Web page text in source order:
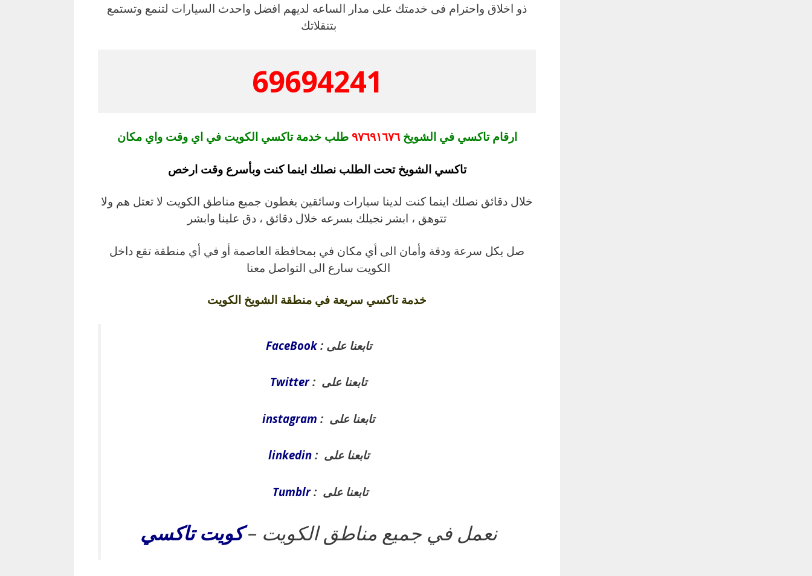
ذو اخلاق واحترام فى خدمتك على مدار الساعه لديهم افضل واحدث السيارات لتنمع وتستمع
بتنقلاتك
69694241
ارقام تاكسي في الشويخ٩٧٦٩١٦٧٦ طلب خدمة تاكسي الكويت في اي وقت واي مكان
تاكسي الشويخ تحت الطلب نصلك اينما كنت وبأسرع وقت ارخص
خلال دقائق نصلك اينما كنت لدينا سيارات وسائقين يغطون جميع مناطق الكويت لا تعتل هم ولا
تتوهق ، ابشر نجيلك بسرعه خلال دقائق ، دق علينا وابشر
صل بكل سرعة ودقة وأمان الى أي مكان في بمحافظة العاصمة أو في أي منطقة تقع داخل
الكويت سارع الى التواصل معنا
خدمة تاكسي سريعة في منطقة الشويخ الكويت
تابعنا على :FaceBook
تابعنا على :Twitter
تابعنا على : instagram
تابعنا على :linkedin
تابعنا على :Tumblr
نعمل في جميع مناطق الكويت –كويت تاكسي